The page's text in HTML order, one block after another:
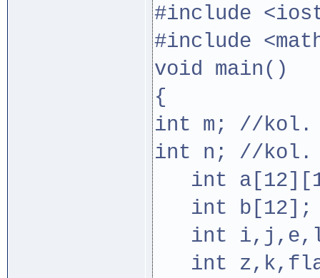
#include
#include
void main()
{
int m; //kol.
int n; //kol.
int
int b[12];
int
int